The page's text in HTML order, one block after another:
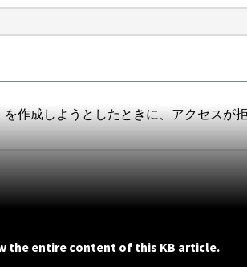
を作成しようとしたときに、アクセスが
the entire content of this KB article.